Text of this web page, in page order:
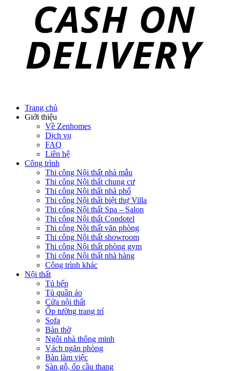
Về Zenhomes
Dịch vụ
FAQ
Liên hệ
Công trình
Thi công Nội thất nhà mẫu
Thi công Nội thất chung cư
Thi công Nội thất nhà phố
Thi công Nội thất văn phòng
Thi công Nội thất showroom
Thi công Nội thất phòng gym
Thi công Nội thất nhà hàng
Công trình khác
Nội thất
Tủ bếp
Tủ quần áo
Cửa nội thất
Ốp tường trang trí
Sofa
Bàn thờ
Ngôi nhà thông minh
Vách ngăn phòng
Bàn làm việc
Sàn gỗ, ốp cầu thang
Giường ngủ
Bàn ghế ăn
Tủ tivi
Phụ kiện nội thất
Catalogue nội thất
Tin tức
Khuyến mãi
Blog nội thất
Giải pháp thi công
Xu hướng nội thất
Tiêu chuẩn thiết kế
Bảng giá nội thất
Tuyển dụng